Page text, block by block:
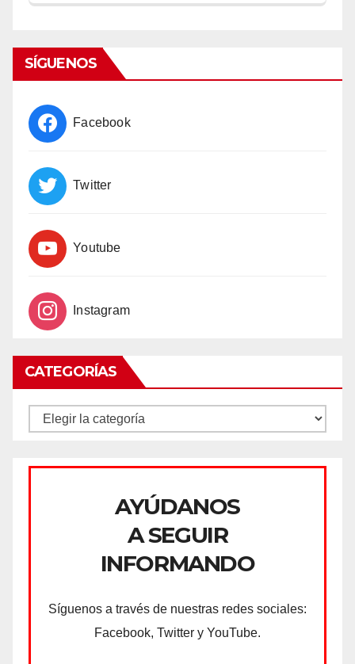
Episode
Episodes
Episode
SÍGUENOS
Facebook
Twitter
Youtube
Instagram
CATEGORÍAS
CATEGORÍAS
AYÚDANOS
A SEGUIR
INFORMANDO
Síguenos a través de nuestras redes sociales:
Facebook, Twitter y YouTube.